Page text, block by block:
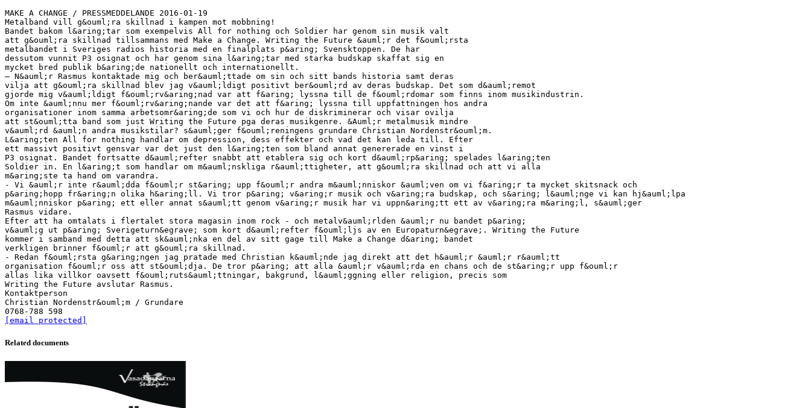
MAKE A CHANGE / PRESSMEDDELANDE 2016-01-19
Metalband vill g&ouml;ra skillnad i kampen mot mobbning!
Bandet bakom l&aring;tar som exempelvis All for nothing och Soldier har genom sin musik valt
att g&ouml;ra skillnad tillsammans med Make a Change. Writing the Future &auml;r det f&ouml;rsta
metalbandet i Sveriges radios historia med en finalplats p&aring; Svensktoppen. De har
dessutom vunnit P3 osignat och har genom sina l&aring;tar med starka budskap skaffat sig en
mycket bred publik b&aring;de nationellt och internationellt.
– N&auml;r Rasmus kontaktade mig och ber&auml;ttade om sin och sitt bands historia samt deras
vilja att g&ouml;ra skillnad blev jag v&auml;ldigt positivt ber&ouml;rd av deras budskap. Det som d&auml;remot
gjorde mig v&auml;ldigt f&ouml;rv&aring;nad var att f&aring; lyssna till de f&ouml;rdomar som finns inom musikindustrin.
Om inte &auml;nnu mer f&ouml;rv&aring;nande var det att f&aring; lyssna till uppfattningen hos andra
organisationer inom samma arbetsomr&aring;de som vi och hur de diskriminerar och visar ovilja
att st&ouml;tta band som just Writing the Future pga deras musikgenre. &Auml;r metalmusik mindre
v&auml;rd &auml;n andra musikstilar? s&auml;ger f&ouml;reningens grundare Christian Nordenstr&ouml;m.
L&aring;ten All for nothing handlar om depression, dess effekter och vad det kan leda till. Efter
ett massivt positivt gensvar var det just den l&aring;ten som bland annat genererade en vinst i
P3 osignat. Bandet fortsatte d&auml;refter snabbt att etablera sig och kort d&auml;rp&aring; spelades l&aring;ten
Soldier in. En l&aring;t som handlar om m&auml;nskliga r&auml;ttigheter, att g&ouml;ra skillnad och att vi alla
m&aring;ste ta hand om varandra.
- Vi &auml;r inte r&auml;dda f&ouml;r st&aring; upp f&ouml;r andra m&auml;nniskor &auml;ven om vi f&aring;r ta mycket skitsnack och
p&aring;hopp fr&aring;n olika h&aring;ll. Vi tror p&aring; v&aring;r musik och v&aring;ra budskap, och s&aring; l&auml;nge vi kan hj&auml;lpa
m&auml;nniskor p&aring; ett eller annat s&auml;tt genom v&aring;r musik har vi uppn&aring;tt ett av v&aring;ra m&aring;l, s&auml;ger
Rasmus vidare.
Efter att ha omtalats i flertalet stora magasin inom rock - och metalv&auml;rlden &auml;r nu bandet p&aring;
v&auml;g ut p&aring; Sverigeturn&egrave; som kort d&auml;refter f&ouml;ljs av en Europaturn&egrave;. Writing the Future
kommer i samband med detta att sk&auml;nka en del av sitt gage till Make a Change d&aring; bandet
verkligen brinner f&ouml;r att g&ouml;ra skillnad.
- Redan f&ouml;rsta g&aring;ngen jag pratade med Christian k&auml;nde jag direkt att det h&auml;r &auml;r r&auml;tt
organisation f&ouml;r oss att st&ouml;dja. De tror p&aring; att alla &auml;r v&auml;rda en chans och de st&aring;r upp f&ouml;r
allas lika villkor oavsett f&ouml;ruts&auml;ttningar, bakgrund, l&auml;ggning eller religion, precis som
Writing the Future avslutar Rasmus.
Kontaktperson
Christian Nordenstr&ouml;m / Grundare
[email protected]
Related documents